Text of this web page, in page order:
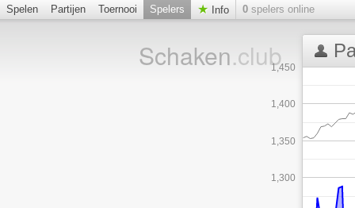
Spelen Partijen Toernooi Spelers Info 0 spelers online
Schaken.club
1,300
1,350
1,400
1,450